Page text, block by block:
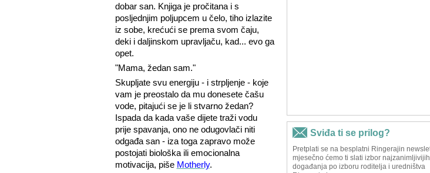
dobar san. Knjiga je pročitana i s
posljednjim poljupcem u čelo, tiho izlazite
iz sobe, krećući se prema svom čaju,
deki i daljinskom upravljaču, kad... evo ga
opet.
"Mama, žedan sam."
Skupljate svu energiju - i strpljenje - koje
vam je preostalo da mu donesete čašu
vode, pitajući se je li stvarno žedan?
Ispada da kada vaše dijete traži vodu
prije spavanja, ono ne odugovlači niti
odgađa san - iza toga zapravo može
postojati biološka ili emocionalna
motivacija, piše Motherly.